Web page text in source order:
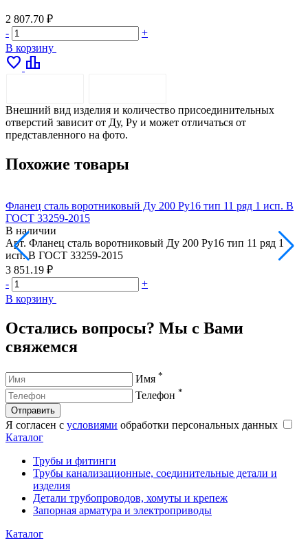
2 807.70 ₽
-
+
В корзину
favorite leaderboard
Внешний вид изделия и количество присоединительных
отверстий зависит от Ду, Ру и может отличаться от
представленного на фото.
Похожие товары
Фланец сталь воротниковый Ду 200 Ру16 тип 11 ряд 1 исп. B
ГОСТ 33259-2015
В наличии
Арт. Фланец сталь воротниковый Ду 200 Ру16 тип 11 ряд 1
исп. B ГОСТ 33259-2015
3 851.19 ₽
-
+
В корзину
Остались вопросы? Мы с Вами
свяжемся
Имя *
Телефон *
Отправить
Я согласен с условиями обработки персональных данных
Каталог
Трубы и фитинги
Трубы канализационные, соединительные детали и
изделия
Детали трубопроводов, хомуты и крепеж
Запорная арматура и электроприводы
Каталог